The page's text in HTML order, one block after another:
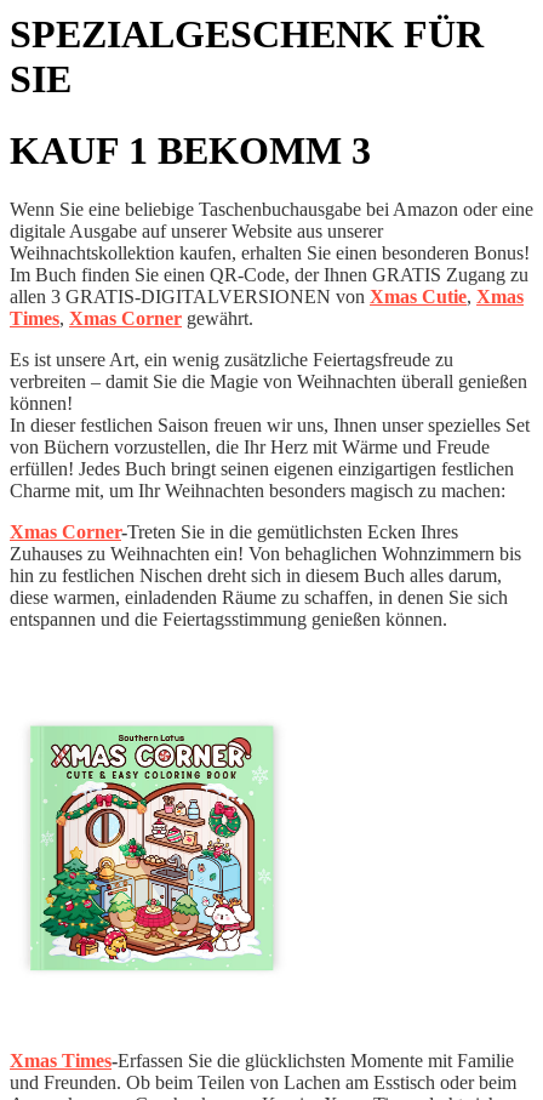
SPEZIALGESCHENK FÜR
SIE
KAUF 1 BEKOMM 3
Wenn Sie eine beliebige Taschenbuchausgabe bei Amazon oder eine
digitale Ausgabe auf unserer Website aus unserer
Weihnachtskollektion kaufen, erhalten Sie einen besonderen Bonus!
Im Buch finden Sie einen QR-Code, der Ihnen GRATIS Zugang zu
allen 3 GRATIS-DIGITALVERSIONEN von Xmas Cutie, Xmas
Times, Xmas Corner gewährt.
Es ist unsere Art, ein wenig zusätzliche Feiertagsfreude zu
verbreiten – damit Sie die Magie von Weihnachten überall genießen
können!
In dieser festlichen Saison freuen wir uns, Ihnen unser spezielles Set
von Büchern vorzustellen, die Ihr Herz mit Wärme und Freude
erfüllen! Jedes Buch bringt seinen eigenen einzigartigen festlichen
Charme mit, um Ihr Weihnachten besonders magisch zu machen:
Xmas Corner-Treten Sie in die gemütlichsten Ecken Ihres
Zuhauses zu Weihnachten ein! Von behaglichen Wohnzimmern bis
hin zu festlichen Nischen dreht sich in diesem Buch alles darum,
diese warmen, einladenden Räume zu schaffen, in denen Sie sich
entspannen und die Feiertagsstimmung genießen können.
Xmas Times-Erfassen Sie die glücklichsten Momente mit Familie
und Freunden. Ob beim Teilen von Lachen am Esstisch oder beim